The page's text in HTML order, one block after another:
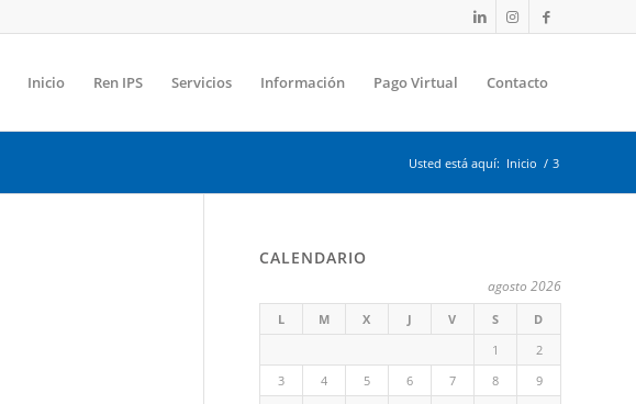
Inicio Ren IPS Servicios Información Pago Virtual Contacto
Usted está aquí: Inicio / 3
CALENDARIO
agosto 2026
L M X J V S
D
1
2
3
4 5 6 7 8
9